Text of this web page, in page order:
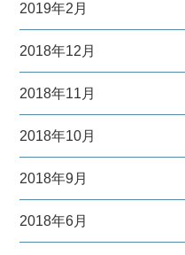
2019年2月
2018年12月
2018年11月
2018年10月
2018年9月
2018年6月